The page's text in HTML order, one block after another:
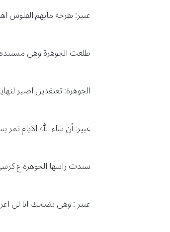
عبير: بفرحه مايهم
طلعت الجوهرة وهي
الجوهرة: تعتقدين اصبر
عبير: أن شاء الله الايام تمر
سندت راسها الجوهرة ع
عبير : وهي تضحك انا لي